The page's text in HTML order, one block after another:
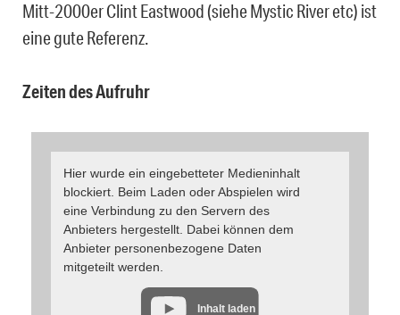
Mitt-2000er Clint Eastwood (siehe Mystic River etc) ist
eine gute Referenz.
Zeiten des Aufruhr
Hier wurde ein eingebetteter Medieninhalt
blockiert. Beim Laden oder Abspielen wird
eine Verbindung zu den Servern des
Anbieters hergestellt. Dabei können dem
Anbieter personenbezogene Daten
mitgeteilt werden.
Inhalt laden